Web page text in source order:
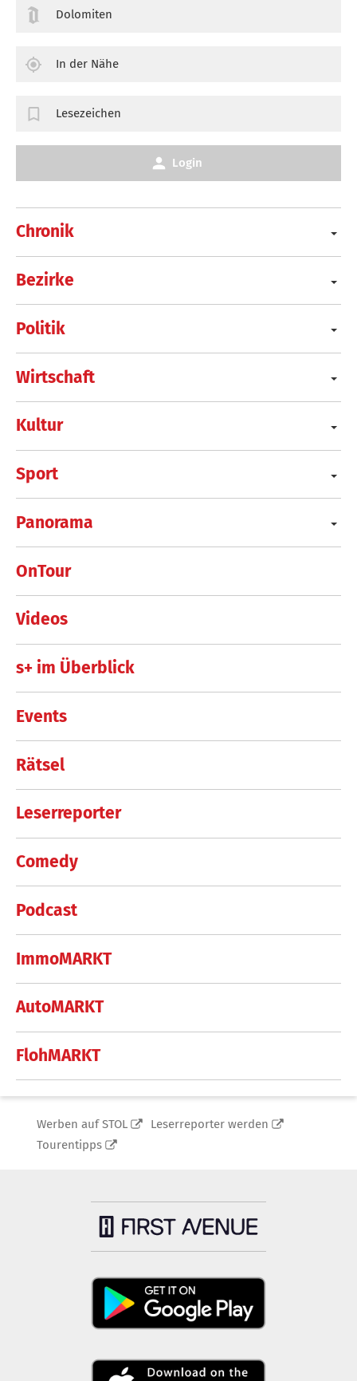
Chronik
Bezirke
Politik
Wirtschaft
Kultur
Sport
Panorama
OnTour
Videos
s+ im Überblick
Events
Rätsel
Leserreporter
Comedy
Podcast
ImmoMARKT
AutoMARKT
FlohMARKT
Dolomiten
In der Nähe
Lesezeichen
Login
Werben auf STOL
Leserreporter werden
Tourentipps